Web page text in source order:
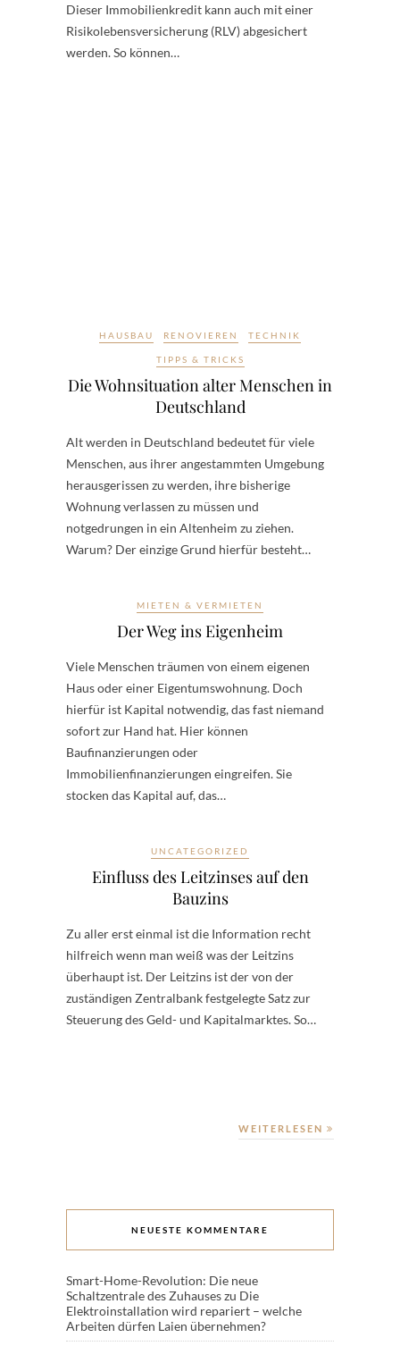
Dieser Immobilienkredit kann auch mit einer
Risikolebensversicherung (RLV) abgesichert
werden. So können…
HAUSBAU RENOVIEREN TECHNIK
TIPPS & TRICKS
Die Wohnsituation alter Menschen in
Deutschland
Alt werden in Deutschland bedeutet für viele
Menschen, aus ihrer angestammten Umgebung
herausgerissen zu werden, ihre bisherige
Wohnung verlassen zu müssen und
notgedrungen in ein Altenheim zu ziehen.
Warum? Der einzige Grund hierfür besteht…
MIETEN & VERMIETEN
Der Weg ins Eigenheim
Viele Menschen träumen von einem eigenen
Haus oder einer Eigentumswohnung. Doch
hierfür ist Kapital notwendig, das fast niemand
sofort zur Hand hat. Hier können
Baufinanzierungen oder
Immobilienfinanzierungen eingreifen. Sie
stocken das Kapital auf, das…
UNCATEGORIZED
Einfluss des Leitzinses auf den
Bauzins
Zu aller erst einmal ist die Information recht
hilfreich wenn man weiß was der Leitzins
überhaupt ist. Der Leitzins ist der von der
zuständigen Zentralbank festgelegte Satz zur
Steuerung des Geld- und Kapitalmarktes. So…
WEITERLESEN
NEUESTE KOMMENTARE
Smart-Home-Revolution: Die neue
Schaltzentrale des Zuhauseszu Die
Elektroinstallation wird repariert – welche
Arbeiten dürfen Laien übernehmen?